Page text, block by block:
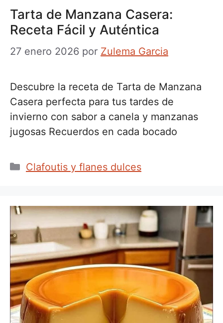
Tarta de Manzana Casera:
Receta Fácil y Auténtica
27 enero 2026 por Zulema Garcia
Descubre la receta de Tarta de Manzana
Casera perfecta para tus tardes de
invierno con sabor a canela y manzanas
jugosas Recuerdos en cada bocado
Categorías
Clafoutis y flanes dulces